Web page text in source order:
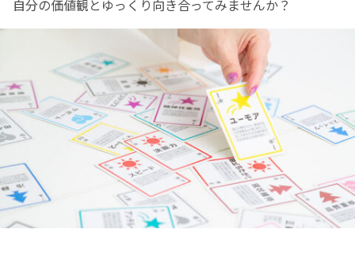
自分の価値観とゆっくり向き合ってみませんか？